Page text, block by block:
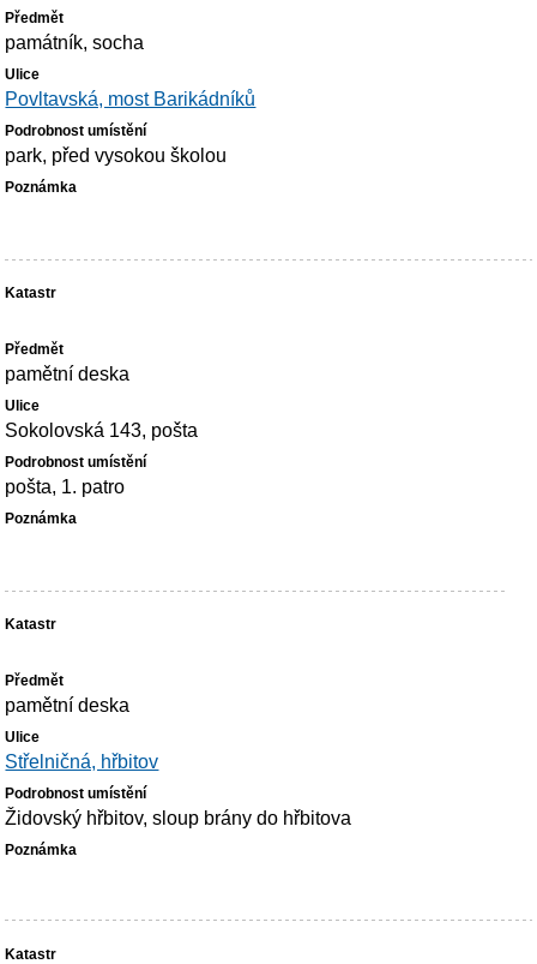
památník, socha
Povltavská, most Barikádníků
park, před vysokou školou
pamětní deska
Sokolovská 143, pošta
pošta, 1. patro
pamětní deska
Střelničná, hřbitov
Židovský hřbitov, sloup brány do hřbitova